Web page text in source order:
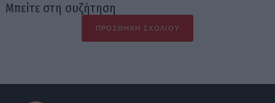
Μπείτε στη συζήτηση
ΠΡΟΣΘΉΚΗ ΣΧΟΛΊΟΥ